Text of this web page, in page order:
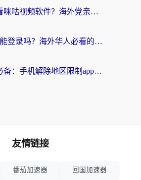
在国外怎么看咪咕视频软件？海外党亲测有效的回国加速方案
12123在国外能登录吗？海外华人必看的回国加速实用指南
海外党追剧必备：手机解除地区限制app怎么选？解决央视视频&国内剧地区限制全指南
友情链接
番茄加速器 回国加速器